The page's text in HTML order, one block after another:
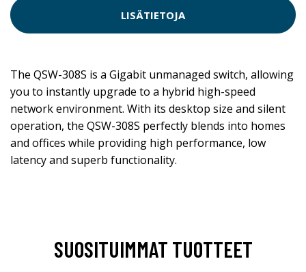
LISÄTIETOJA
The QSW-308S is a Gigabit unmanaged switch, allowing
you to instantly upgrade to a hybrid high-speed
network environment. With its desktop size and silent
operation, the QSW-308S perfectly blends into homes
and offices while providing high performance, low
latency and superb functionality.
SUOSITUIMMAT TUOTTEET